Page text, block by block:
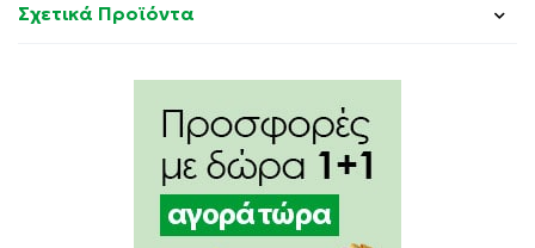
Σχετικά Προϊόντα